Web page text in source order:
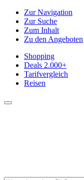
Zur Navigation
Zur Suche
Zum Inhalt
Zu den Angeboten
Shopping
Deals 2.000+
Tarifvergleich
Reisen